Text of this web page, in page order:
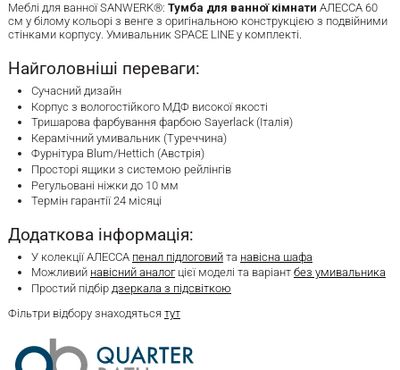
Меблі для ванної SANWERK®: Тумба для ванної кімнати АЛЕССА 60
см у білому кольорі з венге з оригінальною конструкцією з подвійними
стінками корпусу. Умивальник SPACE LINE у комплекті.
Найголовніші переваги:
Сучасний дизайн
Корпус з вологостійкого МДФ високої якості
Тришарова фарбування фарбою Sayerlack (Італія)
Керамічний умивальник (Туреччина)
Фурнітура Blum/Hettich (Австрія)
Просторі ящики з системою рейлінгів
Регульовані ніжки до 10 мм
Термін гарантії 24 місяці
Додаткова інформація:
У колекції АЛЕССА пенал підлоговийта навісна шафа
Можливий навісний аналогцієї моделі та варіант без умивальника
Простий підбір дзеркала з підсвіткою
Фільтри відбору знаходяться тут